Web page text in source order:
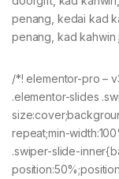
penang, kedai kad
penang, kad kahwin
/*! elementor-pro –
.elementor-slides
repeat;min-
.swiper-slide-